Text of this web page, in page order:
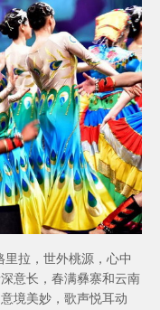
拉，世外桃源，心中
意长，春满彝寨和云南
境美妙，歌声悦耳动